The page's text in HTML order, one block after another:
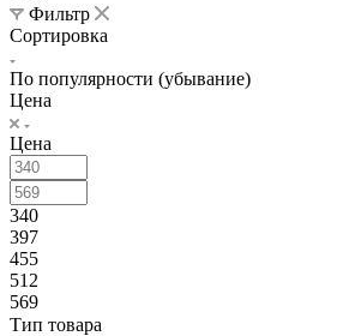
Фильтр
Сортировка
По популярности (убывание)
Цена
Цена
340
397
455
512
569
Тип товара